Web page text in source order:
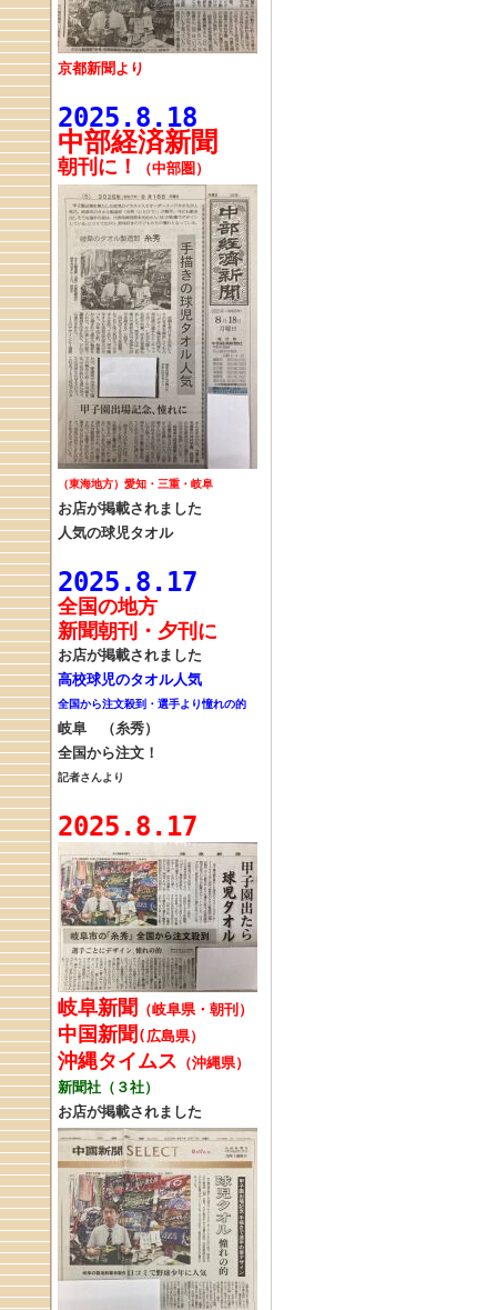
京都新聞より
2025.8.18
中部経済新聞
朝刊に！ （中部圏）
（東海地方）愛知・三重・岐阜
お店が掲載されました
人気の球児タオル
2025.8.17
全国の地方
新聞朝刊・夕刊に
お店が掲載されました
高校球児のタオル人気
全国から注文殺到・選手より憧れの的
岐阜 （糸秀）
全国から注文！
記者さんより
2025.8.17
岐阜新聞 （岐阜県・朝刊）
中国新聞 (広島県）
沖縄タイムス （沖縄県）
新聞社（３社）
お店が掲載されました